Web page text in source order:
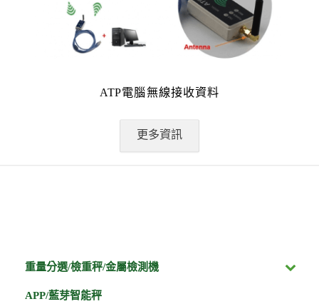
ATP電腦無線接收資料
更多資訊
重量分選/檢重秤/金屬檢測機
APP/藍芽智能秤